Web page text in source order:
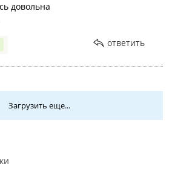
довольна
ответить
Загрузить еще...